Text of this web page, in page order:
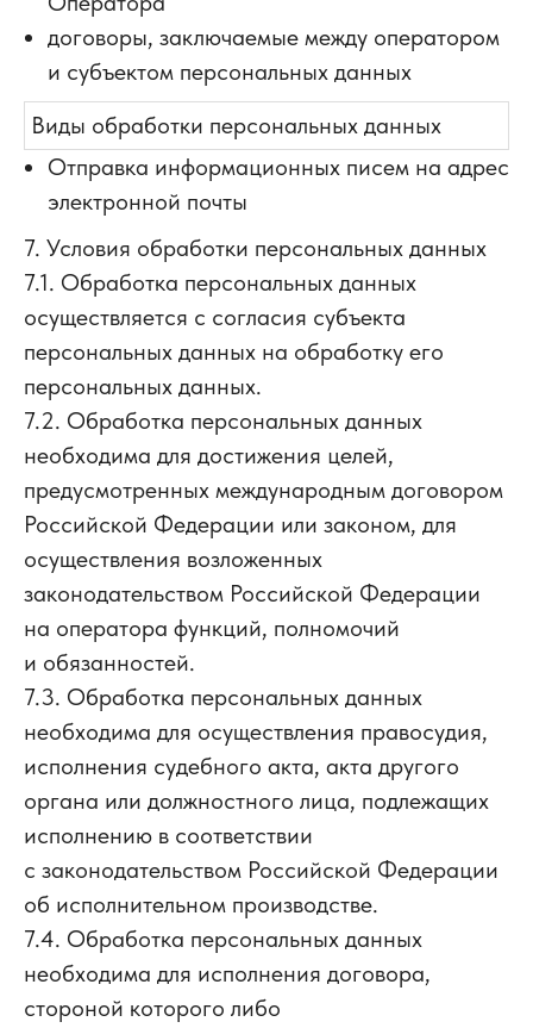
договоры, заключаемые между оператором
и субъектом персональных данных
Виды обработки персональных данных
Отправка информационных писем на адрес
электронной почты
7. Условия обработки персональных данных
7.1. Обработка персональных данных
осуществляется с согласия субъекта
персональных данных на обработку его
персональных данных.
7.2. Обработка персональных данных
необходима для достижения целей,
предусмотренных международным договором
Российской Федерации или законом, для
осуществления возложенных
законодательством Российской Федерации
на оператора функций, полномочий
и обязанностей.
7.3. Обработка персональных данных
необходима для осуществления правосудия,
исполнения судебного акта, акта другого
органа или должностного лица, подлежащих
исполнению в соответствии
с законодательством Российской Федерации
об исполнительном производстве.
7.4. Обработка персональных данных
необходима для исполнения договора,
стороной которого либо